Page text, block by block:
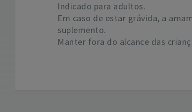
Indicado para adultos.
Em caso de estar grávida, a
suplemento.
Manter fora do alcance das